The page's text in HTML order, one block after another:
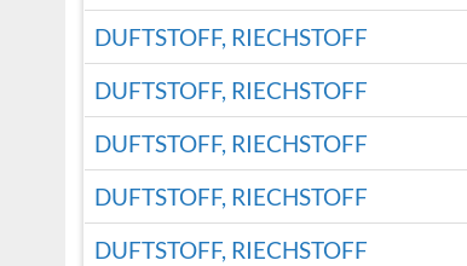
DUFTSTOFF, RIECHSTOFF
DUFTSTOFF, RIECHSTOFF
DUFTSTOFF, RIECHSTOFF
DUFTSTOFF, RIECHSTOFF
DUFTSTOFF, RIECHSTOFF